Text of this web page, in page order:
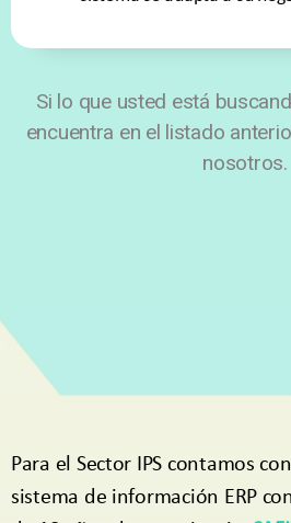
Si lo que usted está
encuentra en el listado
nosotros.
Para el Sector IPS contamos
sistema de información ERP